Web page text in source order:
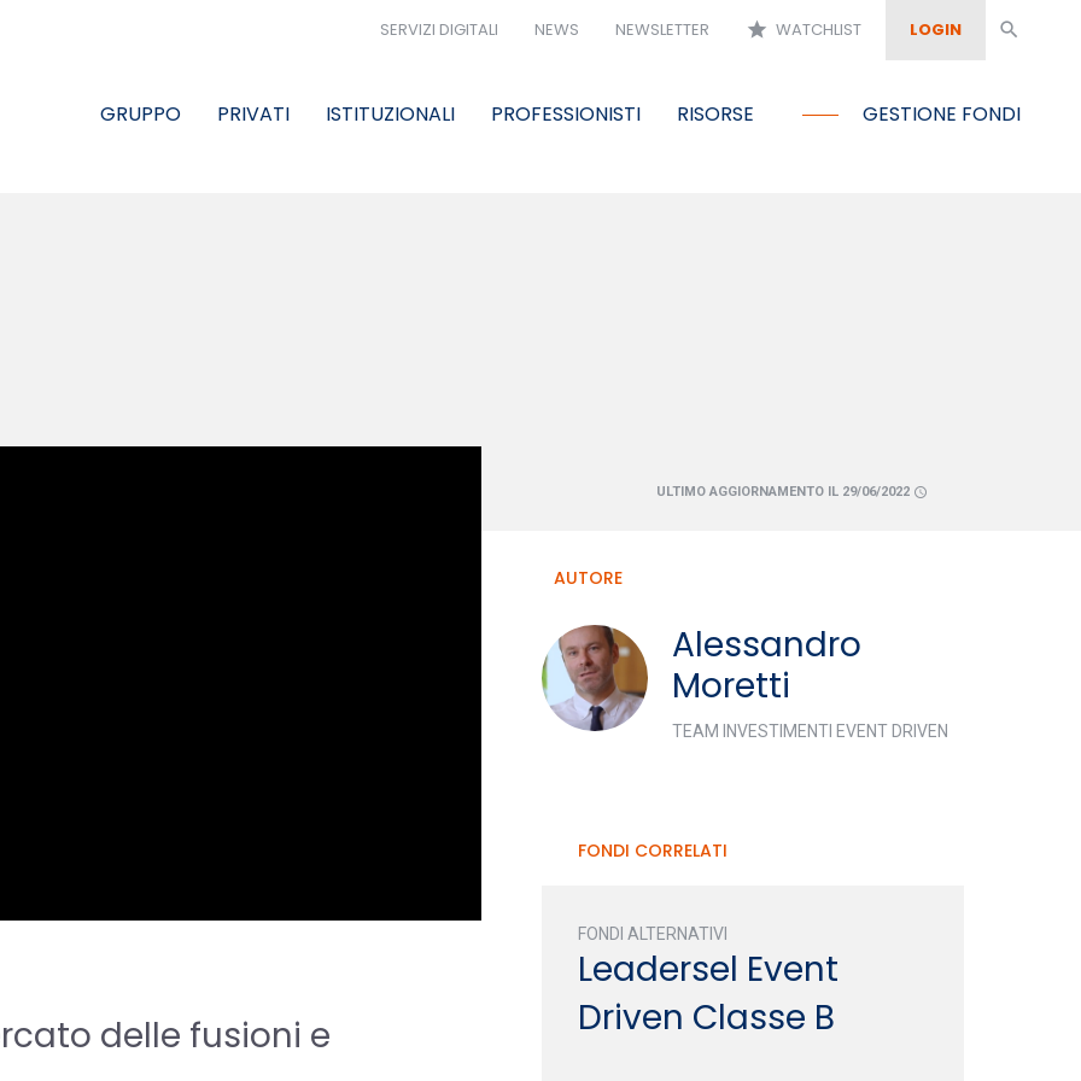
SERVIZI DIGITALI NEWS NEWSLETTER star WATCHLIST LOGIN search
GRUPPO PRIVATI ISTITUZIONALI PROFESSIONISTI RISORSE GESTIONE FONDI
ULTIMO AGGIORNAMENTO IL 29/06/2022 schedule
delle fusioni e
AUTORE
Alessandro
Moretti
TEAM INVESTIMENTI EVENT DRIVEN
FONDI CORRELATI
FONDI ALTERNATIVI
Leadersel Event
Driven Classe B